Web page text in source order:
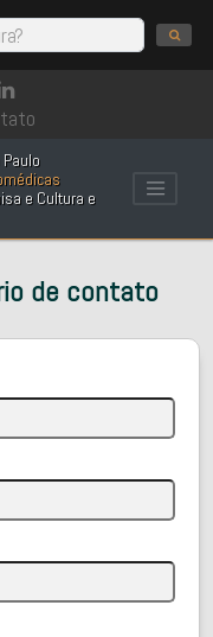
e Cultura e
de contato